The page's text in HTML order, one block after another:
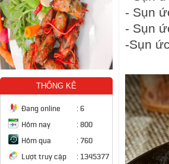
THỐNG KÊ
Đang online :6
Hôm nay
:800
Hôm qua
:760
Lượt truy cập
:1345377
- Sụn
- Sụn
-Sụn